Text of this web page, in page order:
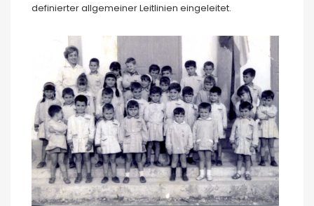
definierter allgemeiner Leitlinien eingeleitet.